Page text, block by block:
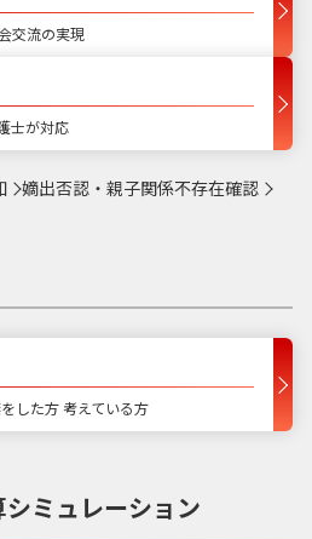
交流の実現
士が対応
嫡出否認・親子関係不存在確認
した方 考えている方
ミュレーション